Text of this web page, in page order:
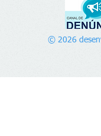
© 2026